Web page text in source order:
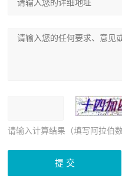
请输入计算结果（填写阿拉伯